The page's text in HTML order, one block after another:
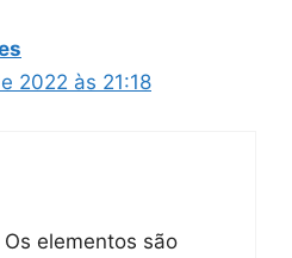
2022 às 21:18
elementos são